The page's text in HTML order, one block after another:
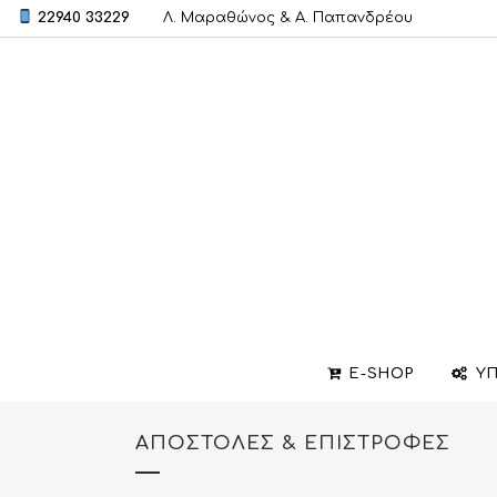
22940 33229 Λ. Μαραθώνος & A. Παπανδρέου
E-SHOP
ΑΠΟΣΤΟΛΈΣ & ΕΠΙΣΤΡΟΦΈΣ